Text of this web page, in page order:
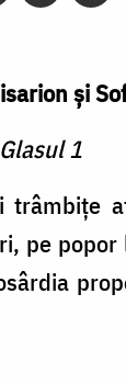
şi
Glasul 1
trâm­biţe
pe